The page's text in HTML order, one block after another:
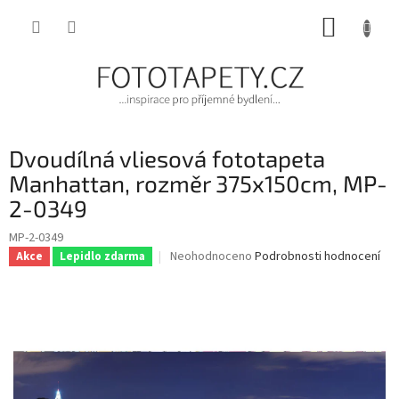
Dvoudílná vliesová fototapeta
Manhattan, rozměr 375x150cm, MP-
2-0349
MP-2-0349
Akce Lepidlo zdarma
Průměrné
5
Neohodnoceno Podrobnosti hodnocení